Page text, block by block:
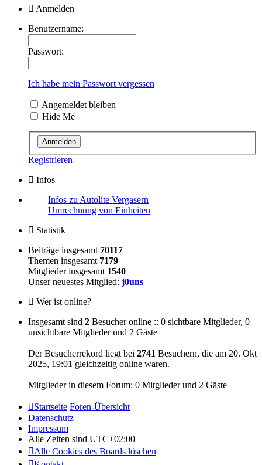
Anmelden
Benutzername:
Passwort:
Ich habe mein Passwort vergessen
Angemeldet bleiben
Hide Me
Registrieren
Infos
Infos zu Autolite Vergasern
Umrechnung von Einheiten
Statistik
Beiträge insgesamt 70117
Themen insgesamt 7179
Mitglieder insgesamt 1540
Unser neuestes Mitglied: j0uns
Wer ist online?
Insgesamt sind 2 Besucher online :: 0 sichtbare Mitglieder, 0
unsichtbare Mitglieder und 2 Gäste
Der Besucherrekord liegt bei 2741 Besuchern, die am 20. Okt
2025, 19:01 gleichzeitig online waren.
Mitglieder in diesem Forum: 0 Mitglieder und 2 Gäste
Startseite Foren-Übersicht
Datenschutz
Impressum
Alle Zeiten sind UTC+02:00
Alle Cookies des Boards löschen